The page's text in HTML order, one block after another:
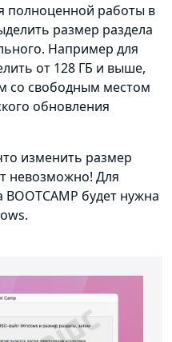
полноценной работы в
размер раздела
Например для
от 128 ГБ и выше,
со свободным местом
обновления
изменить размер
невозможно! Для
будет нужна